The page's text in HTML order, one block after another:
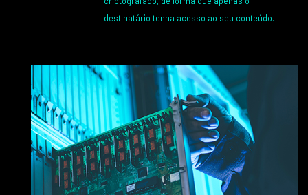
destinatário tenha acesso ao seu conteúdo.
Texto
Image